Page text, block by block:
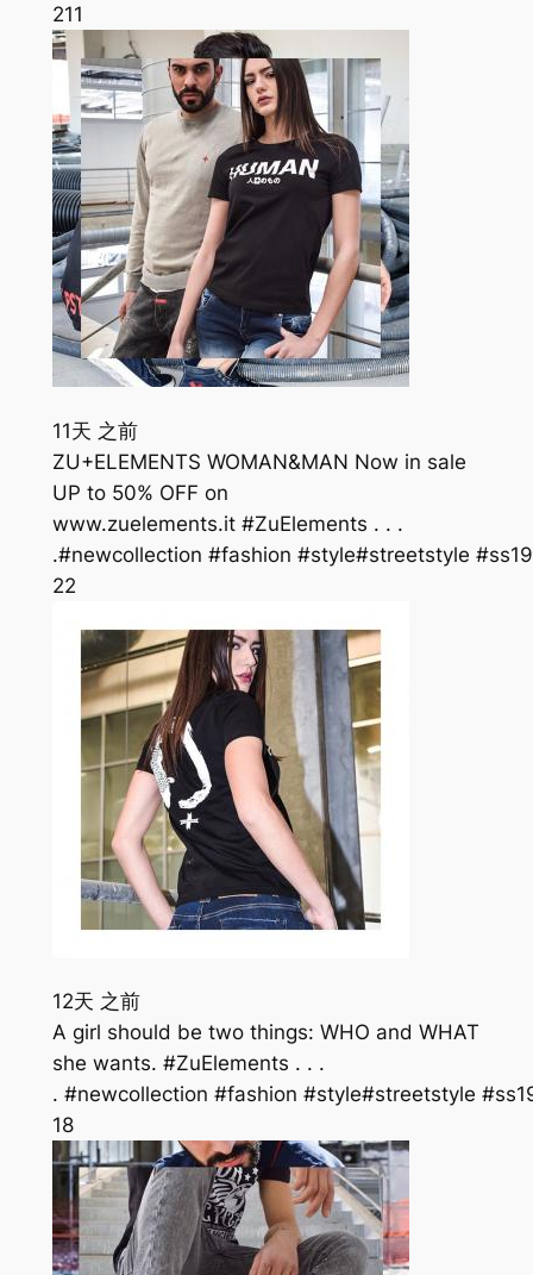
211
11天 之前
ZU+ELEMENTS WOMAN&MAN Now in sale
UP to 50% OFF on
www.zuelements.it #ZuElements . . .
.#newcollection #fashion #style#streetstyle
22
12天 之前
A girl should be two things: WHO and WHAT
she wants. #ZuElements . . .
. #newcollection #fashion #style#streetstyle
18